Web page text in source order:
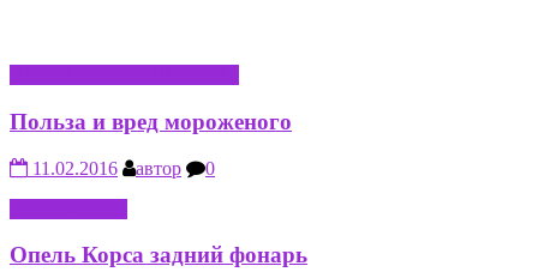
Польза и вред мороженого
11.02.2016 автор
0
Опель Корса задний фонарь